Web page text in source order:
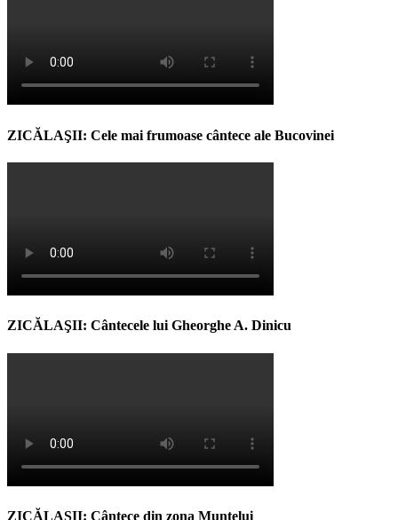
ZICĂLAŞII: Cele mai frumoase cântece ale Bucovinei
ZICĂLAŞII: Cântecele lui Gheorghe A. Dinicu
ZICĂLAŞII: Cântece din zona Muntelui